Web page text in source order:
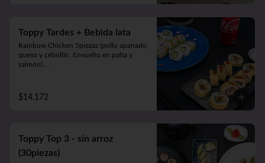
Toppy Tardes + Bebida lata
Rainbow Chicken 5piezas (pollo apanado,
queso y cebollín. Envuelto en palta y
salmón).
Panko Mushroom 10piezas (champiñón,
queso y cebollín. Frito en Panko).
$14.172
Toppy Top 3 - sin arroz
(30piezas)